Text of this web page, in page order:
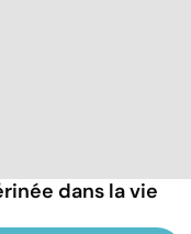
dans la vie